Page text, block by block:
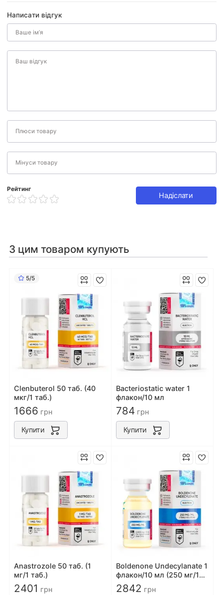
Написати відгук
Рейтинг
Надіслати
З цим товаром купують
5/5
Clenbuterol 50 таб. (40
мкг/1 таб.)
1666 грн
Купити
Bacteriostatic water 1
флакон/10 мл
784 грн
Купити
Anastrozole 50 таб. (1
мг/1 таб.)
2401 грн
Boldenone Undecylanate 1
флакон/10 мл (250 мг/1
мл)
2842 грн